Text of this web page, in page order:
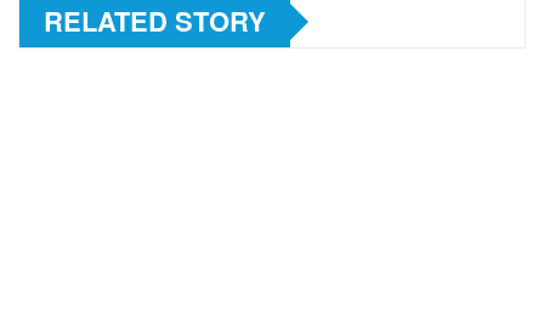
RELATED STORY